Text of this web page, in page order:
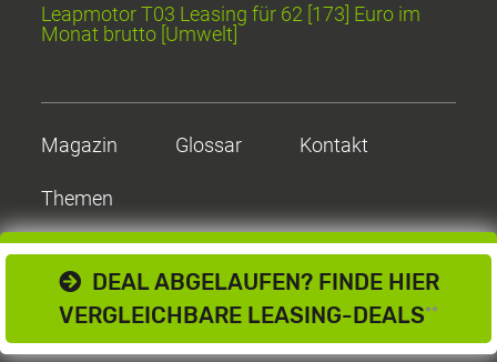
DEAL ABGELAUFEN? FINDE HIER
VERGLEICHBARE LEASING-DEALS**
Leapmotor T03 Leasing für 62 [173] Euro im
Monat brutto [Umwelt]
Magazin Glossar Kontakt
Themen